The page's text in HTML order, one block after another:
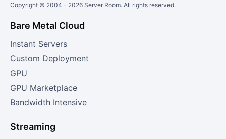
Copyright © 2004 - 2026 Server Room. All rights reserved.
Bare Metal Cloud
Instant Servers
Custom Deployment
GPU
GPU Marketplace
Bandwidth Intensive
Streaming